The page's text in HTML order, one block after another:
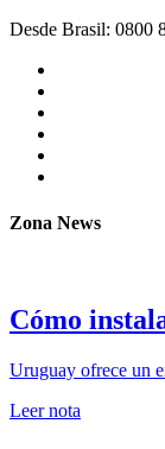
Desde Brasil: 0800
Zona News
Cómo
Uruguay ofrece un
Leer nota